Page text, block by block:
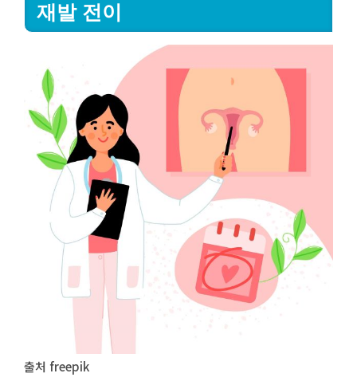
재발 전이
출처 freepik